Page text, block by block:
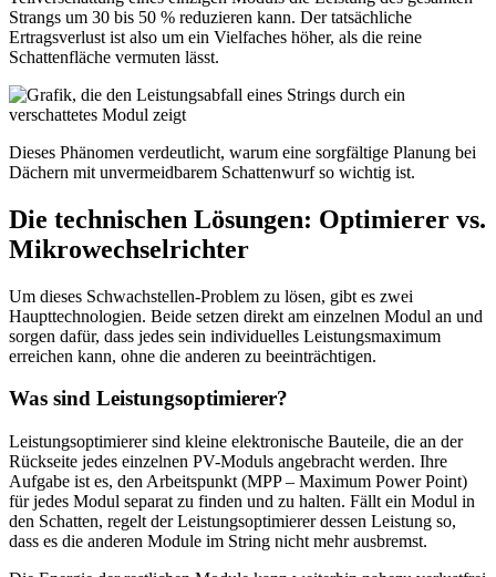
Strangs um 30 bis 50 % reduzieren kann. Der tatsächliche
Ertragsverlust ist also um ein Vielfaches höher, als die reine
Schattenfläche vermuten lässt.
Dieses Phänomen verdeutlicht, warum eine sorgfältige Planung bei
Dächern mit unvermeidbarem Schattenwurf so wichtig ist.
Die technischen Lösungen: Optimierer vs.
Mikrowechselrichter
Um dieses Schwachstellen-Problem zu lösen, gibt es zwei
Haupttechnologien. Beide setzen direkt am einzelnen Modul an und
sorgen dafür, dass jedes sein individuelles Leistungsmaximum
erreichen kann, ohne die anderen zu beeinträchtigen.
Was sind Leistungsoptimierer?
Leistungsoptimierer sind kleine elektronische Bauteile, die an der
Rückseite jedes einzelnen PV-Moduls angebracht werden. Ihre
Aufgabe ist es, den Arbeitspunkt (MPP – Maximum Power Point)
für jedes Modul separat zu finden und zu halten. Fällt ein Modul in
den Schatten, regelt der Leistungsoptimierer dessen Leistung so,
dass es die anderen Module im String nicht mehr ausbremst.